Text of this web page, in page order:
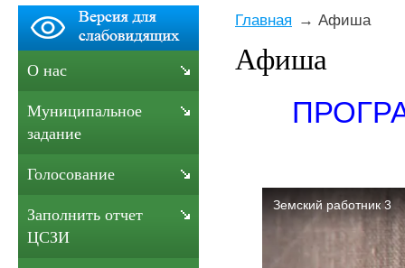
Главная Афиша
Афиша
О нас
Муниципальное
задание
Голосование
Заполнить отчет
ЦСЗИ